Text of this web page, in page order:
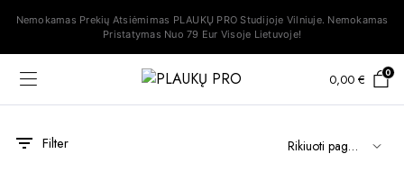
Nemokamas Prekių Atsiėmimas PLAUKŲ PRO Studijoje Vilniuje. Nemokamas
Pristatymas Nuo 79 Eur Visoje Lietuvoje!
0,00 € 0
Filter